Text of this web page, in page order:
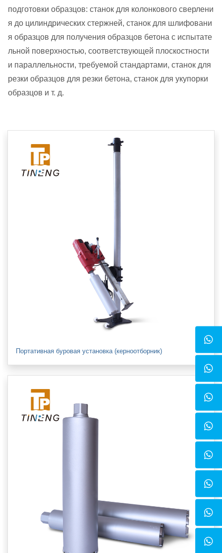
подготовки образцов: станок для колонкового сверлени
я до цилиндрических стержней, станок для шлифовани
я образцов для получения образцов бетона с испытате
льной поверхностью, соответствующей плоскостности
и параллельности, требуемой стандартами, станок для
резки образцов для резки бетона, станок для укупорки
образцов и т. д.
Портативная буровая установка (керноотборник)